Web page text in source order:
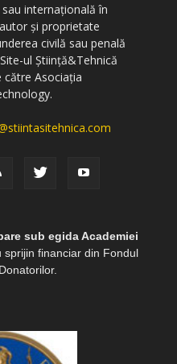
internațională în
și proprietate
civilă sau penală
ul Știință&Tehnică
Asociația
sub egida Academiei
financiar din Fondul